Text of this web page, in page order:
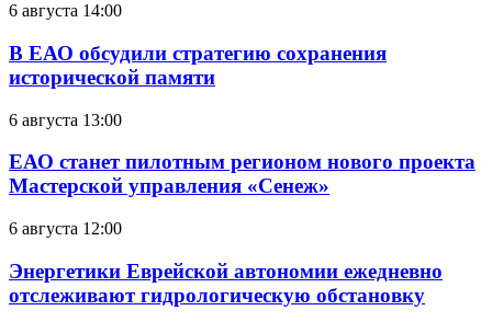
6 августа 14:00
В ЕАО обсудили стратегию сохранения
исторической памяти
6 августа 13:00
ЕАО станет пилотным регионом нового проекта
Мастерской управления «Сенеж»
6 августа 12:00
Энергетики Еврейской автономии ежедневно
отслеживают гидрологическую обстановку